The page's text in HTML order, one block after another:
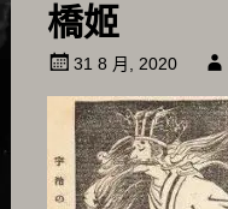
橋姬
31 8 月, 2020